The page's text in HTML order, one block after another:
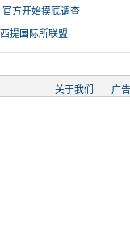
方开始摸底调查
提国际所联盟
关于我们 广